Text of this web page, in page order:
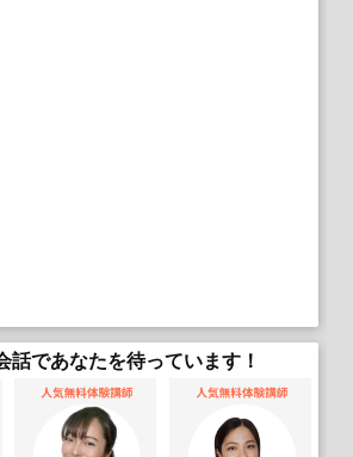
話であなたを待っています！